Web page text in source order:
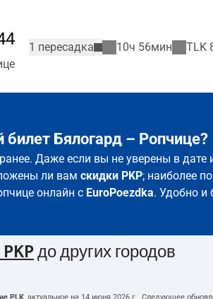
1 пересадка 10ч 56мин TLK
Бялогард – Ропчице?
Даже если вы не уверены в
ли вам скидки PKP; наиболее
онлайн с EuroPoezdka. Удобно и
до других городов